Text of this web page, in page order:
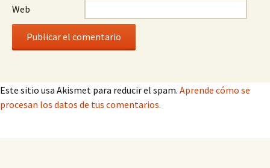
Web
Este sitio usa Akismet para reducir el spam. Aprende cómo se
procesan los datos de tus comentarios.